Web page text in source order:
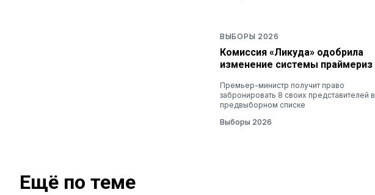
ВЫБОРЫ 2026
Комиссия «Ликуда» одобрила
изменение системы праймериз
Премьер-министр получит право
забронировать 8 своих представителей в
предвыборном списке
Выборы 2026
Ещё по теме